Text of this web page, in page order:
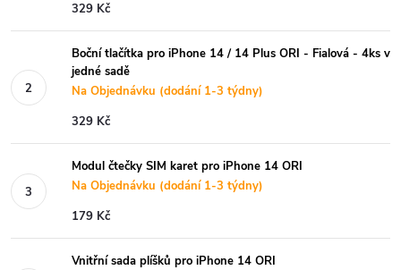
329 Kč
Boční tlačítka pro iPhone 14 / 14 Plus ORI - Fialová - 4ks v
jedné sadě
Na Objednávku (dodání 1-3 týdny)
329 Kč
Modul čtečky SIM karet pro iPhone 14 ORI
Na Objednávku (dodání 1-3 týdny)
179 Kč
Vnitřní sada plíšků pro iPhone 14 ORI